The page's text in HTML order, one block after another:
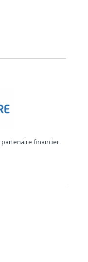
partenaire financier